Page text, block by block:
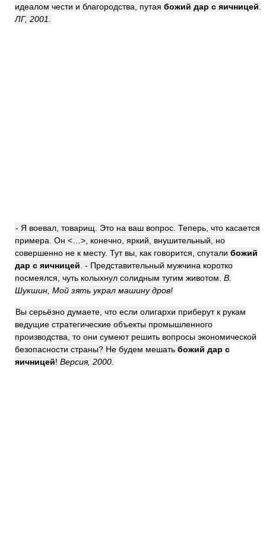
идеалом чести и благородства, путая божий дар с яичницей
ЛГ, 2001.
- Я воевал, товарищ. Это на ваш вопрос. Теперь, что касается
примера. Он <…>, конечно, яркий, внушительный, но
совершенно не к месту. Тут вы, как говорится, спутали божий
дар с яичницей . - Представительный мужчина коротко
посмеялся, чуть колыхнул солидным тугим животом. В.
Шукшин, Мой зять украл машину дров!
Вы серьёзно думаете, что если олигархи приберут к рукам
ведущие стратегические объекты промышленного
производства, то они сумеют решить вопросы экономической
безопасности страны? Не будем мешать божий дар с
яичницей! Версия, 2000.